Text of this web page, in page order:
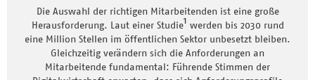
Die Auswahl der richtigen Mitarbeitenden ist eine große
Herausforderung. Laut einer Studie1 werden bis 2030 rund
eine Million Stellen im öffentlichen Sektor unbesetzt bleiben.
Gleichzeitig verändern sich die Anforderungen an
Mitarbeitende fundamental: Führende Stimmen der